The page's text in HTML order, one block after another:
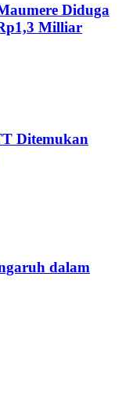
Diduga
Milliar
Ditemukan
dalam